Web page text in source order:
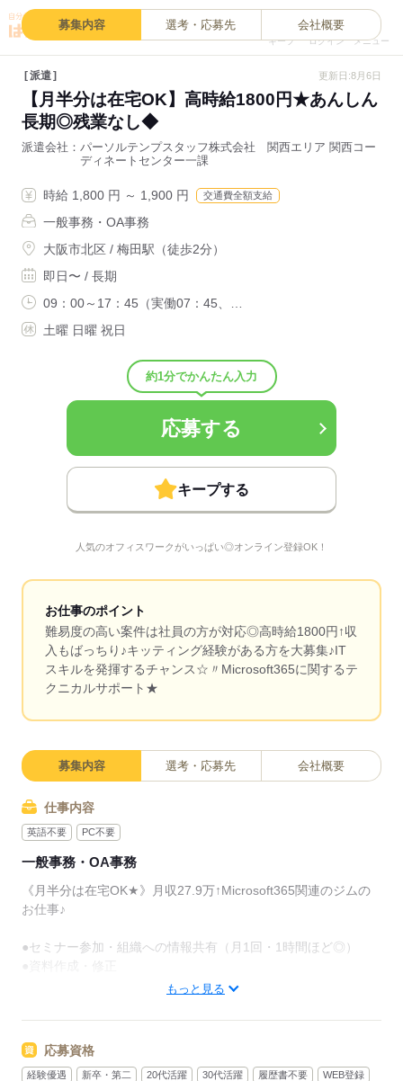
キープ ログイン メニュー
募集内容 選考・応募先 会社概要
派遣 更新日:8月6日
【月半分は在宅OK】高時給1800円★あんしん
長期◎残業なし◆
派遣会社
パーソルテンプスタッフ株式会社 関西エリア 関西コー
ディネートセンター一課
時給 1,800 円 ～ 1,900 円 交通費全額支給
一般事務・OA事務
大阪市北区 / 梅田駅（徒歩2分）
即日〜 / 長期
09：00～17：45（実働07：45、…
土曜 日曜 祝日
約1分でかんたん入力
応募する
キープする
人気のオフィスワークがいっぱい◎オンライン登録OK！
お仕事のポイント
難易度の高い案件は社員の方が対応◎高時給1800円↑収
入もばっちり♪キッティング経験がある方を大募集♪IT
スキルを発揮するチャンス☆〃Microsoft365に関するテ
クニカルサポート★
募集内容 選考・応募先 会社概要
仕事内容
英語不要 PC不要
一般事務・OA事務
《月半分は在宅OK★》月収27.9万↑Microsoft365関連のジムの
お仕事♪
●セミナー参加・組織への情報共有（月1回・1時間ほど◎）
●ソフト・経常業務に関する問い合わせ対応
●ソフトの正常性確認、問題発生時の周知
●ライセンス付与・解除対応など
もっと見る
応募資格
経験優遇 新卒・第二 20代活躍 30代活躍 履歴書不要
WEB登録